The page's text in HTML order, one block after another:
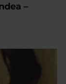
–